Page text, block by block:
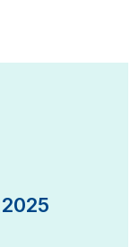
Suisse
Suisse
du campus de
Suisse